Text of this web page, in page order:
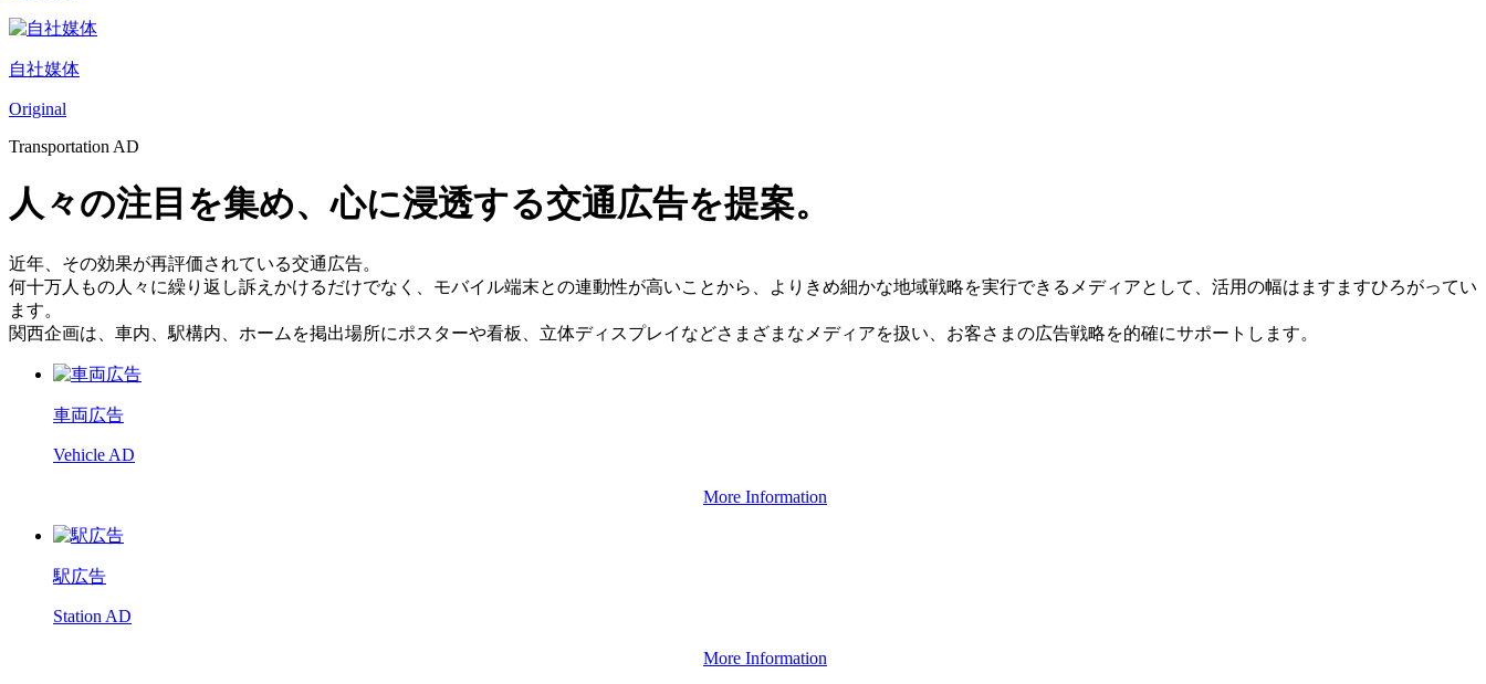
自社媒体
Original
Transportation AD
人々の注目を集め、心に浸透する交通広告を提案。
近年、その効果が再評価されている交通広告。
何十万人もの人々に繰り返し訴えかけるだけでなく、モバイル端末との連動性が高いことから、よりきめ細かな地域戦略を実行できるメディアとして、活用の幅はますますひろがってい
ます。
関西企画は、車内、駅構内、ホームを掲出場所にポスターや看板、立体ディスプレイなどさまざまなメディアを扱い、お客さまの広告戦略を的確にサポートします。
車両広告
Vehicle AD
More Information
駅広告
Station AD
More Information